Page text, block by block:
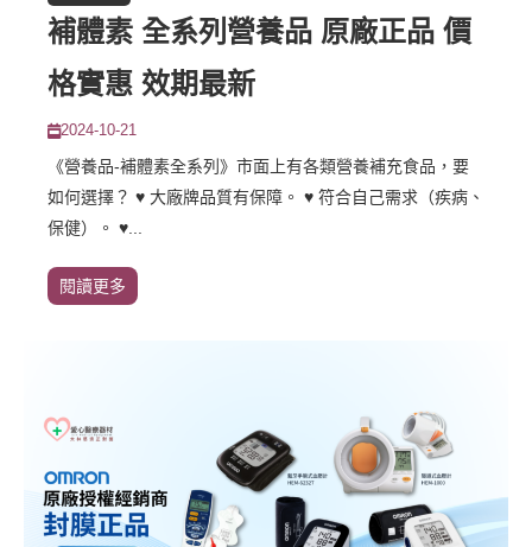
補體素 全系列營養品 原廠正品 價
格實惠 效期最新
2024-10-21
《營養品-補體素全系列》市面上有各類營養補充食品，要
如何選擇？ ♥️ 大廠牌品質有保障。 ♥️ 符合自己需求（疾病、
保健）。 ♥️...
閱讀更多